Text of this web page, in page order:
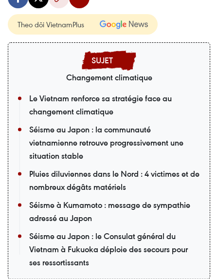
Theo dõi VietnamPlus
Changement climatique
Le Vietnam renforce sa stratégie face au
changement climatique
Séisme au Japon : la communauté
vietnamienne retrouve progressivement une
situation stable
Pluies diluviennes dans le Nord : 4 victimes et de
nombreux dégâts matériels
Séisme à Kumamoto : message de sympathie
adressé au Japon
Séisme au Japon : le Consulat général du
Vietnam à Fukuoka déploie des secours pour
ses ressortissants